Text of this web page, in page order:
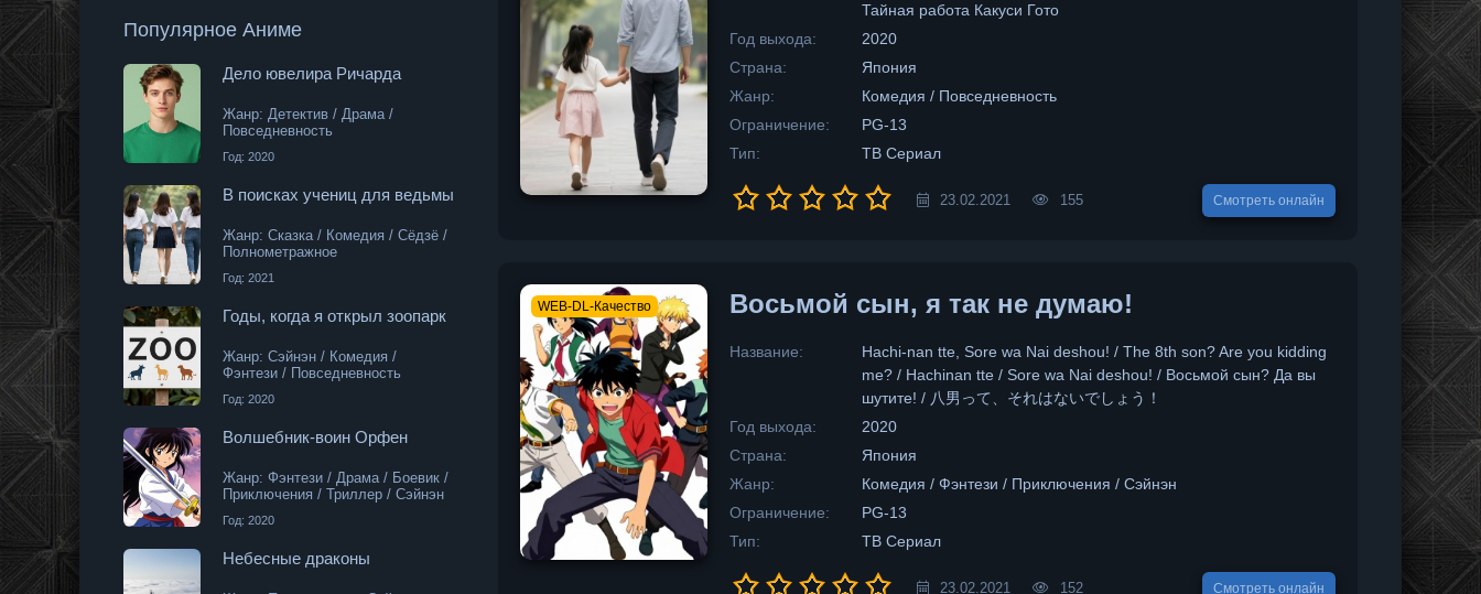
Популярное Аниме
Дело ювелира Ричарда
Жанр: Детектив / Драма /
Повседневность
Год: 2020
В поисках учениц для ведьмы
Жанр: Сказка / Комедия / Сёдзё /
Полнометражное
Год: 2021
Годы, когда я открыл зоопарк
Жанр: Сэйнэн / Комедия /
Фэнтези / Повседневность
Год: 2020
Волшебник-воин Орфен
Жанр: Фэнтези / Драма / Боевик /
Приключения / Триллер / Сэйнэн
Год: 2020
Небесные драконы
Тайная работа Какуси Гото
Год выхода:
2020
Страна:
Япония
Жанр:
Комедия / Повседневность
Ограничение:
PG-13
Тип:
ТВ Сериал
23.02.2021 155 Смотреть онлайн
WEB-DL-Качество Восьмой сын, я так не думаю!
Название:
Hachi-nan tte, Sore wa Nai deshou! / The 8th son? Are you kidding
me? / Hachinan tte / Sore wa Nai deshou! / Восьмой сын? Да вы
шутите! / 八男って、それはないでしょう！
Год выхода:
2020
Страна:
Япония
Жанр:
Комедия / Фэнтези / Приключения / Сэйнэн
Ограничение:
PG-13
Тип:
ТВ Сериал
23.02.2021 152 Смотреть онлайн
Повседневность
/ Триллер / Сэйнэн